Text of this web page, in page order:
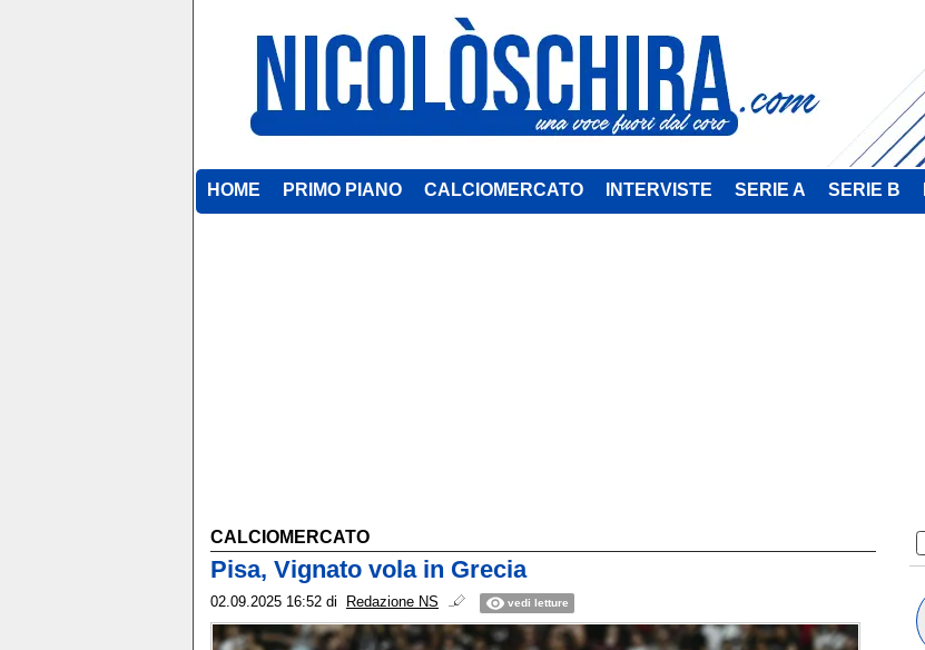
HOME PRIMO PIANO CALCIOMERCATO INTERVISTE SERIE A SERIE B
CALCIOMERCATO
Pisa, Vignato vola in Grecia
02.09.2025 16:52 di Redazione NS vedi letture